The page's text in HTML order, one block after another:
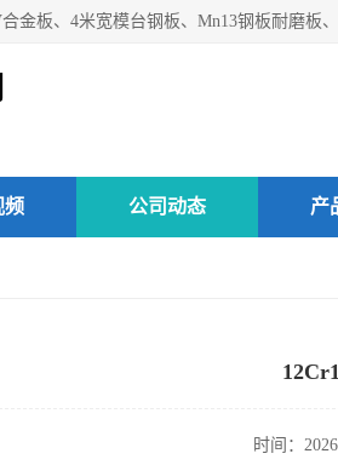
频 公司动态 产
时间：